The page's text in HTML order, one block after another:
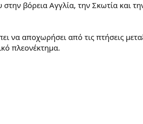
βόρεια Αγγλία, την Σκωτία και
να αποχωρήσει από τις πτήσεις
πλεονέκτημα.